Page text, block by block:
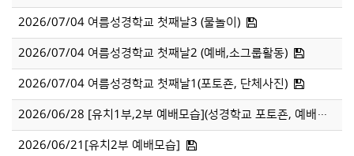
2026/07/04 여름성경학교 첫째날3 (물놀이)
2026/07/04 여름성경학교 첫째날2 (예배,소그룹활동)
2026/07/04 여름성경학교 첫째날1(포토죤, 단체사진)
2026/06/28 [유치1부,2부 예배모습](성경학교 포토죤, 예배모습)
2026/06/21[유치2부 예배모습]